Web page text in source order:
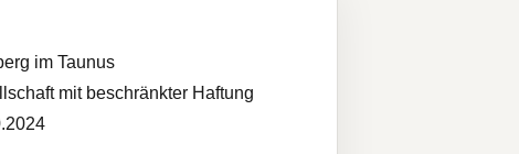
im Taunus
mit beschränkter Haftung